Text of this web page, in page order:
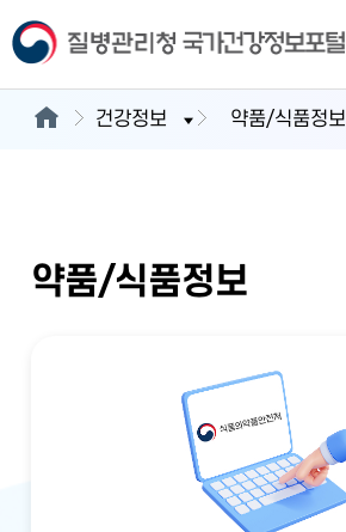
건강정보 약품/식품정보
약품/식품정보